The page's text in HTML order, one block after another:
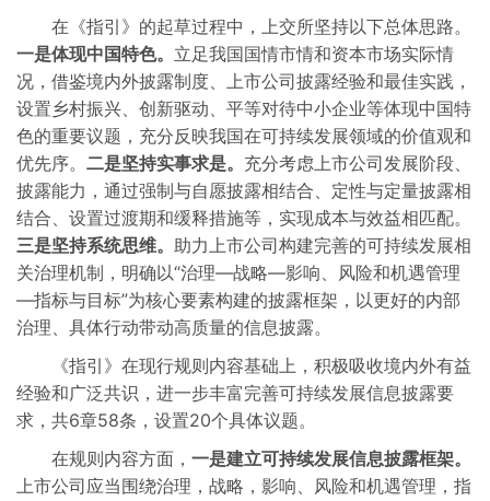
在《指引》的起草过程中，上交所坚持以下总体思路。
一是体现中国特色。 立足我国国情市情和资本市场实际情
况，借鉴境内外披露制度、上市公司披露经验和最佳实践，
设置乡村振兴、创新驱动、平等对待中小企业等体现中国特
色的重要议题，充分反映我国在可持续发展领域的价值观和
优先序。 二是坚持实事求是。 充分考虑上市公司发展阶段、
披露能力，通过强制与自愿披露相结合、定性与定量披露相
结合、设置过渡期和缓释措施等，实现成本与效益相匹配。
三是坚持系统思维。 助力上市公司构建完善的可持续发展相
关治理机制，明确以“治理—战略—影响、风险和机遇管理
—指标与目标”为核心要素构建的披露框架，以更好的内部
治理、具体行动带动高质量的信息披露。
《指引》在现行规则内容基础上，积极吸收境内外有益
经验和广泛共识，进一步丰富完善可持续发展信息披露要
求，共6章58条，设置20个具体议题。
在规则内容方面， 一是建立可持续发展信息披露框架。
上市公司应当围绕治理，战略，影响、风险和机遇管理，指